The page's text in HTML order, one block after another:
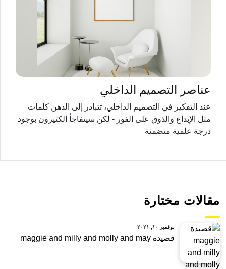
عناصر التصميم الداخلي
عند التفكير في التصميم الداخلي، تتبادر إلى الذهن كلمات
مثل الإبداع والذوق على الفور - لكن سيتفاجأ الكثيرون بوجود
درجة علمية متضمنة
مقالات مختارة
نوفمبر ١٠, ٢٠٢١
قصيدة maggie and milly and molly and may